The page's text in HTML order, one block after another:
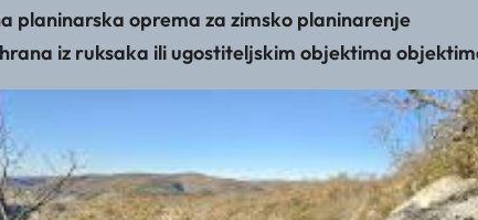
planinarska oprema za zimsko planinarenje
iz ruksaka ili ugostiteljskim objektima